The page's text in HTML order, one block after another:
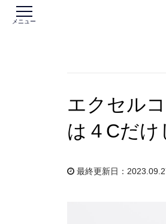
メニュー
エクセル
は４Cだけ
最終更新日：